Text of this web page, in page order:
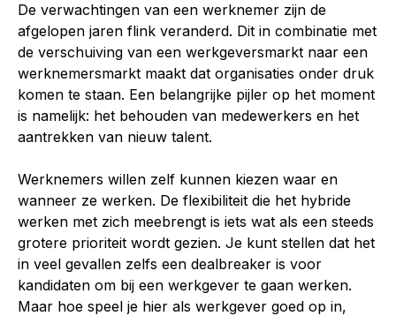
De verwachtingen van een werknemer zijn de
afgelopen jaren flink veranderd. Dit in combinatie met
de verschuiving van een werkgeversmarkt naar een
werknemersmarkt maakt dat organisaties onder druk
komen te staan. Een belangrijke pijler op het moment
is namelijk: het behouden van medewerkers en het
aantrekken van nieuw talent.
Werknemers willen zelf kunnen kiezen waar en
wanneer ze werken. De flexibiliteit die het hybride
werken met zich meebrengt is iets wat als een steeds
grotere prioriteit wordt gezien. Je kunt stellen dat het
in veel gevallen zelfs een dealbreaker is voor
kandidaten om bij een werkgever te gaan werken.
Maar hoe speel je hier als werkgever goed op in,